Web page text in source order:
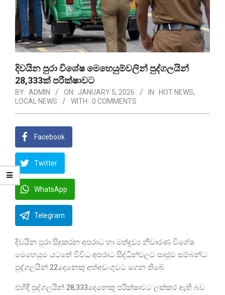
දිවයින පුරා විශේෂ මෙහෙයුම්වලින් පුද්ගලයින්
28,333ක් පරීක්ෂාවට
BY: ADMIN ON: JANUARY 5, 2026 IN: HOT NEWS,
LOCAL NEWS
WITH: 0 COMMENTS
Facebook
Twitter
WhatsApp
Telegram
දිවයින පුරා සිදුකරන අපරාධ හා මත්ද්‍රව්‍ය නිවාරණ විශේෂ
මෙහෙයුම යටතේ විවිධ අපරාධ සිද්ධීන්වලට සෘජුව සම්බන්ධ
පුද්ගලයින් 22දෙනෙකු අත්අඩංගුවට ගෙන තිබේ.
එහිදී පුද්ගලයින් 28,333දෙනෙකු පරීක්ෂාවට ලක්කර ඇති බව